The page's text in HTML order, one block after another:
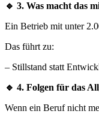
🔹 3. Was macht das
Ein Betrieb mit unter
Das führt zu:
– Stillstand statt
🔹 4. Folgen für das
Wenn ein Beruf nicht